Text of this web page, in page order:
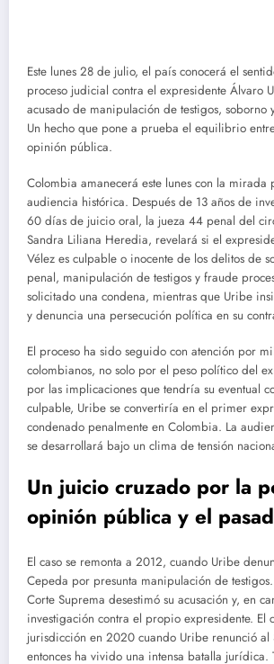
Este lunes 28 de julio, el país conocerá el
proceso judicial contra el expresidente Álvaro
acusado de manipulación de testigos, soborno
Un hecho que pone a prueba el equilibrio
opinión pública.
Colombia amanecerá este lunes con la mirada
audiencia histórica. Después de 13 años de
60 días de juicio oral, la jueza 44 penal del
Sandra Liliana Heredia, revelará si el
Vélez es culpable o inocente de los delitos de
penal, manipulación de testigos y fraude
solicitado una condena, mientras que Uribe
y denuncia una persecución política en su
El proceso ha sido seguido con atención por
colombianos, no solo por el peso político del
por las implicaciones que tendría su eventual
culpable, Uribe se convertiría en el primer
condenado penalmente en Colombia. La
se desarrollará bajo un clima de tensión
Un juicio cruzado por la
opinión pública y el
El caso se remonta a 2012, cuando Uribe
Cepeda por presunta manipulación de
Corte Suprema desestimó su acusación y, en
investigación contra el propio expresidente. El
jurisdicción en 2020 cuando Uribe renunció al
entonces ha vivido una intensa batalla jurídica.